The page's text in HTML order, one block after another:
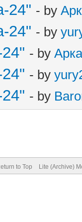
24" - by
24" - by
- by
- by
- by
to Top Lite (Archive)